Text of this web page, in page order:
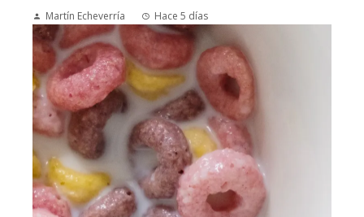
Martín Echeverría Hace 5 días